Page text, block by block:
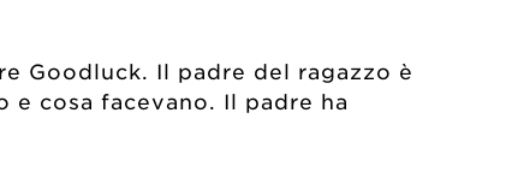
Goodluck. Il padre del ragazzo è
cosa facevano. Il padre ha